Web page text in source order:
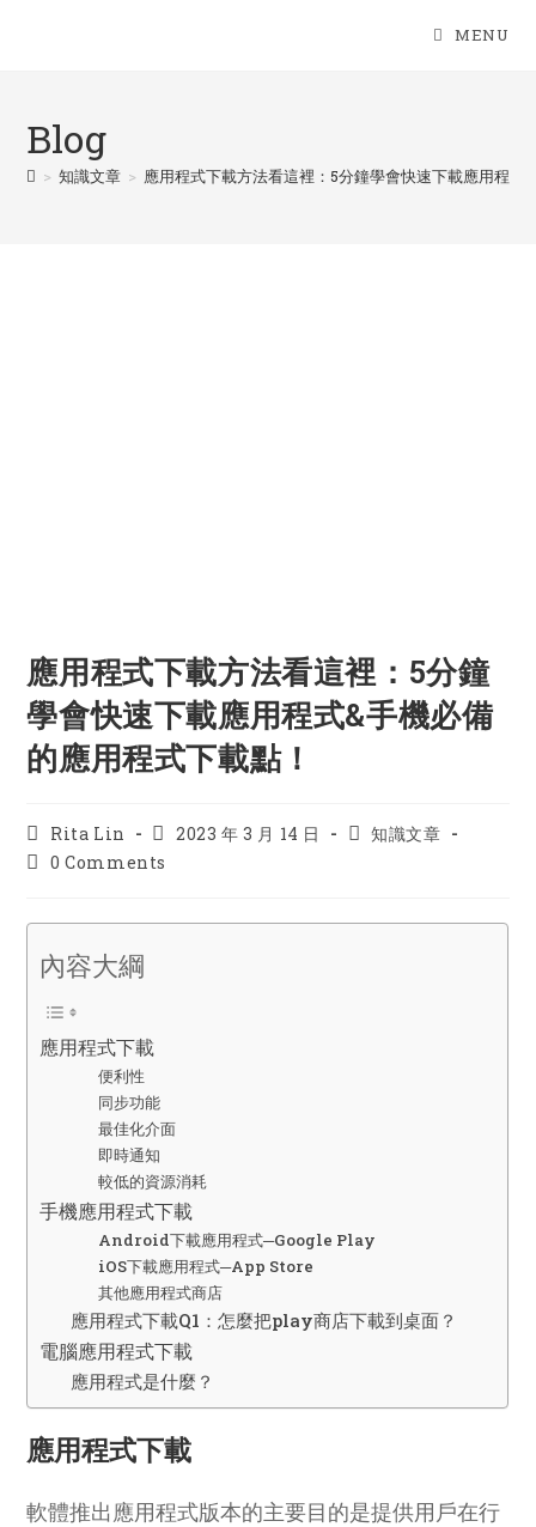
MENU
Blog
> 知識文章 > 應用程式下載方法看這裡：5分鐘學會快速下載應用程式
應用程式下載方法看這裡：5分鐘
學會快速下載應用程式&手機必備
的應用程式下載點！
Post
author:
Rita Lin
Post
published:
2023 年 3 月 14 日
Post知識文章
Post0 Comments
內容大綱
應用程式下載
便利性
同步功能
最佳化介面
即時通知
較低的資源消耗
手機應用程式下載
Android下載應用程式─Google Play
iOS下載應用程式─App Store
其他應用程式商店
應用程式下載Q1：怎麼把play商店下載到桌面？
電腦應用程式下載
應用程式是什麼？
應用程式下載
軟體推出應用程式版本的主要目的是提供用戶在行